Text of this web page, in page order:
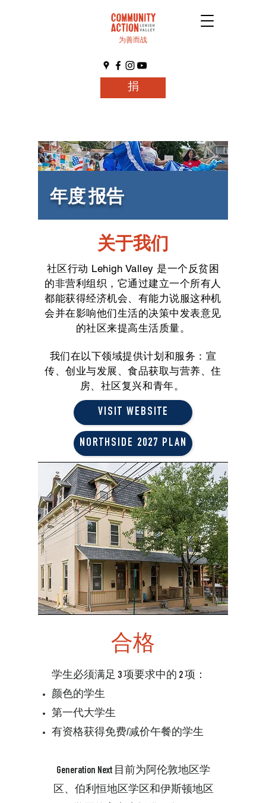
为善而战
捐
年度 报告
关于我们
社区行动 Lehigh Valley 是一个反贫困
的非营利组织，它通过建立一个所有人
都能获得经济机会、有能力说服这种机
会并在影响他们生活的决策中发表意见
的社区来提高生活质量。
我们在以下领域提供计划和服务： 宣
传、创业与发展、食品获取与营养、住
房、社区复兴和青年。
VISIT WEBSITE
NORTHSIDE 2027 PLAN
合格
学生必须满足 3 项要求中的 2 项：
颜色的学生
第一代大学生
有资格获得免费/减价午餐的学生
Generation Next 目前为阿伦敦地区学
区、伯利恒地区学区和伊斯顿地区